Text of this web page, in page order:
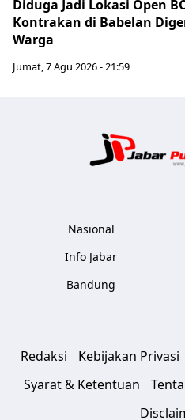
Diduga Jadi Lokasi Open
Kontrakan di Babelan
Warga
Jumat, 7 Agu 2026 - 21:59
Nasional
Info Jabar
Bandung
Redaksi Kebijakan Privasi
Syarat & Ketentuan